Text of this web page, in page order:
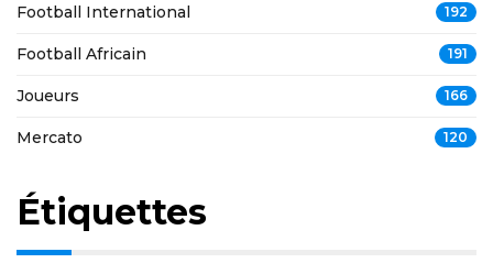
Football International 192
Football Africain 191
Joueurs 166
Mercato 120
Étiquettes